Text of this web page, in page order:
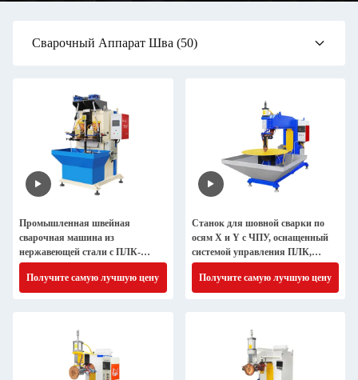
Сварочный Аппарат Шва (50)
Промышленная швейная
сварочная машина из
нержавеющей стали с ПЛК-
контролем и 8-10-летним сроком
службы
Получите самую лучшую цену
Станок для шовной сварки по
осям X и Y с ЧПУ, оснащенный
системой управления ПЛК,
идеально подходит для сварки
фланцев и крышек баков из
нержавеющей стали
Получите самую лучшую цену